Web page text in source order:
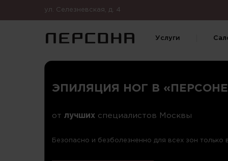
ул. Селезневская, д. 4
Услуги
ЭПИЛЯЦИЯ НОГ В
от лучших специалистов Москвы
Безопасно и безболезненно для всех зон только